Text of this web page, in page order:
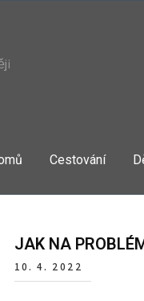
Cestování
JAK NA
10. 4. 2022